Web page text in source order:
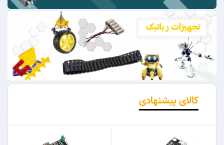
کالای پیشنهادی